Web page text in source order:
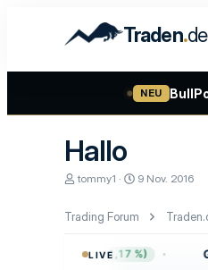
Traden.de
NEU
Hallo
E
t
tommy1
E
t
l
9 Nov. 2016
Trading Forum
LIVE
+8,38 (+1,17 %)